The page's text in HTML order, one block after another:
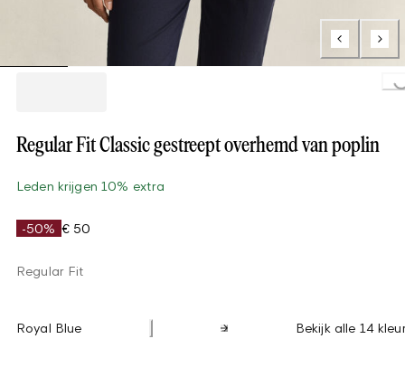
Regular Fit Classic gestreept overhemd van poplin
Leden krijgen 10% extra
-50% € 50
Regular Fit
Royal Blue Bekijk alle 14